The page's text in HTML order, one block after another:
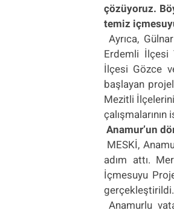
çözüyoruz.
temiz
Ayrıca,
Erdemli İlçesi
İlçesi Gözce
başlayan
Mezitli
Anamur’un
MESKİ,
adım attı.
İçmesuyu
Anamurlu